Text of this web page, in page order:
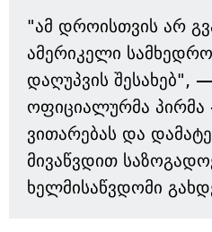
"ამ დროისთვის არ
ამერიკელი
დაღუპვის შესახებ",
ოფიციალურმა
ვითარებას და
მივაწვდით
ხელმისაწვდომი